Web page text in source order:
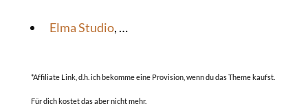
Elma Studio, …
*Affiliate Link, d.h. ich bekomme eine Provision, wenn du das Theme kaufst.
Für dich kostet das aber nicht mehr.